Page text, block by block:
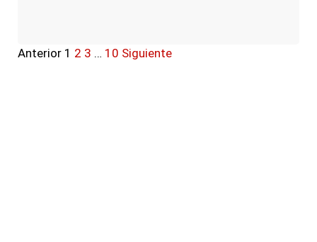
Anterior 1 2 3 … 10 Siguiente